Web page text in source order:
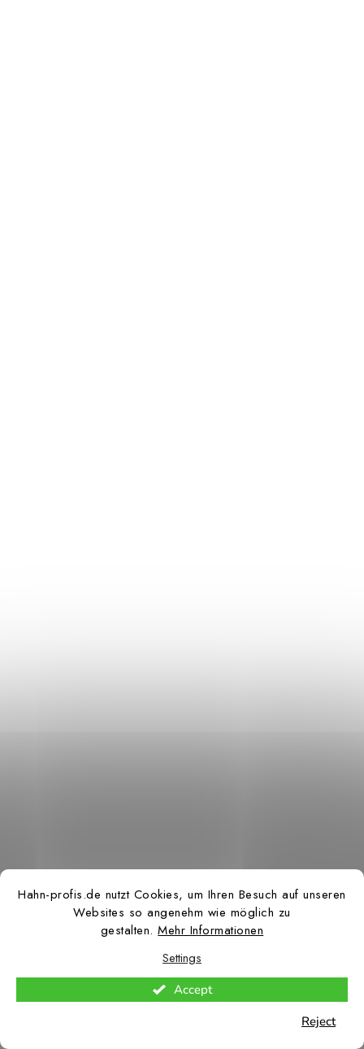
Hahn-profis.de nutzt Cookies, um Ihren Besuch auf unseren
Websites so angenehm wie möglich zu
gestalten.Mehr Informationen
Settings
Reject
Accept